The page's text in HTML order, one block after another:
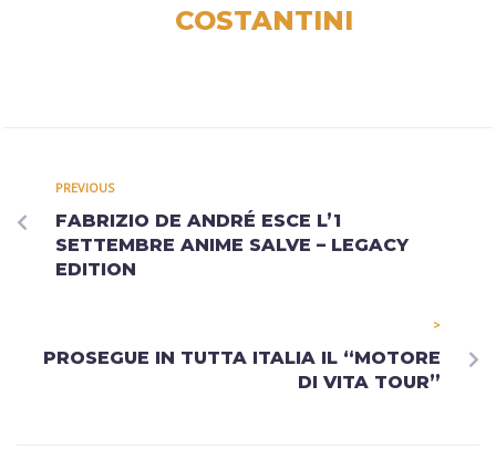
COSTANTINI
PREVIOUS
FABRIZIO DE ANDRÉ ESCE L’1
SETTEMBRE ANIME SALVE – LEGACY
EDITION
>
PROSEGUE IN TUTTA ITALIA IL “MOTORE
DI VITA TOUR”